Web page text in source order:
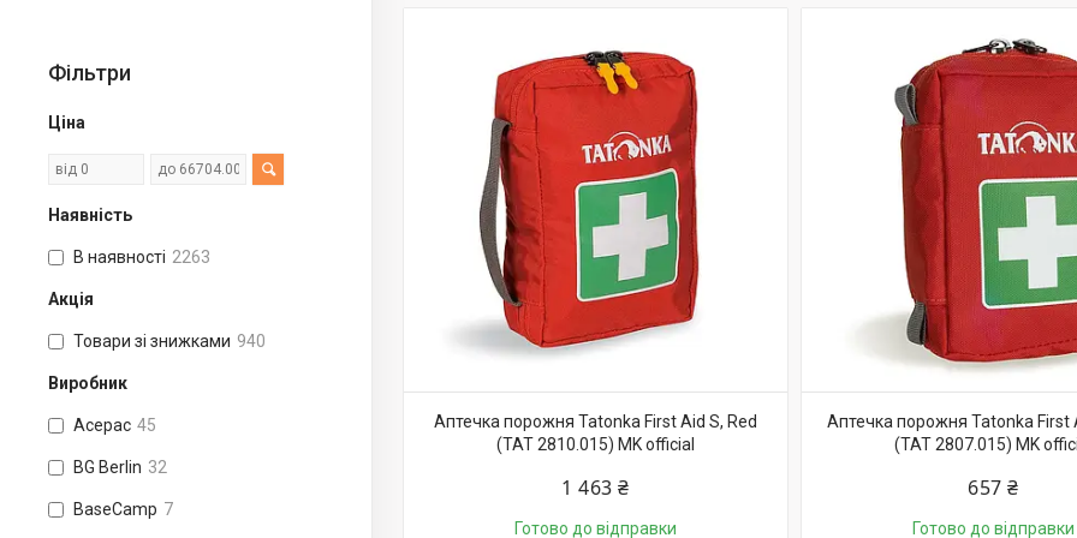
Фільтри
Ціна
Наявність
В наявності 2263
Акція
Товари зі знижками 940
Виробник
Acepac 45
BG Berlin 32
BaseCamp 7
Аптечка порожня Tatonka First Aid S, Red
(TAT 2810.015) MK official
1 463 ₴
Готово до відправки
Аптечка порожня Tatonka First
(TAT 2807.015) MK
657 ₴
Готово до відправки